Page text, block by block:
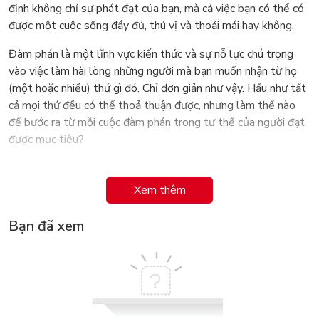
định không chỉ sự phát đạt của bạn, mà cả việc bạn có thể có
được một cuộc sống đầy đủ, thú vị và thoải mái hay không.
Đàm phán là một lĩnh vực kiến thức và sự nỗ lực chú trọng
vào việc làm hài lòng những người mà bạn muốn nhận từ họ
(một hoặc nhiều) thứ gì đó. Chỉ đơn giản như vậy. Hầu như tất
cả mọi thứ đều có thể thoả thuận được, nhưng làm thế nào
để bước ra từ mỗi cuộc đàm phán trong tư thế của người đạt
được mục tiêu?
40 năm, là cố vấn cho các tổng thống Jimmy Carter, Ronald
Reagan về chống khủng bố, và là cố vấn cho các thương gia,
tập đoàn và cơ quan chính phủ hàng đầu. Hoa kỳ như Bộ
Ngoại giao, FIB, CIA, Bộ tư Pháp, Nhà Trắng…. Ngoài ra, ông
còn tham gia giảng dạy tại các trường đại học hàng đầu Hoa
Kỳ như Đại học Harvard, Đại học Michigan, viện Brookings,
Xem thêm
Bạn đã xem